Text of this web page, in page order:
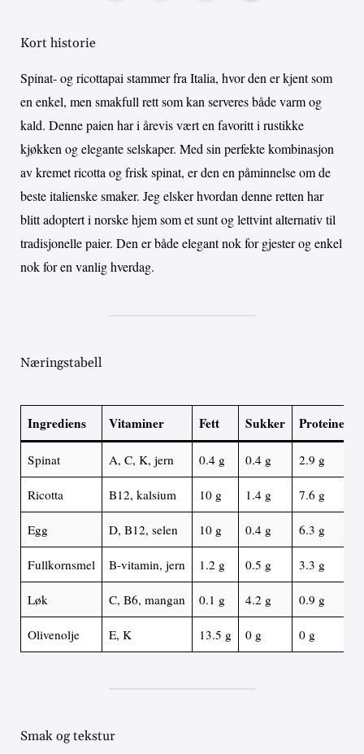
Kort historie
Spinat- og ricottapai stammer fra Italia, hvor den er kjent som
en enkel, men smakfull rett som kan serveres både varm og
kald. Denne paien har i årevis vært en favoritt i rustikke
kjøkken og elegante selskaper. Med sin perfekte kombinasjon
av kremet ricotta og frisk spinat, er den en påminnelse om de
beste italienske smaker. Jeg elsker hvordan denne retten har
blitt adoptert i norske hjem som et sunt og lettvint alternativ til
tradisjonelle paier. Den er både elegant nok for gjester og enkel
nok for en vanlig hverdag.
Næringstabell
Ingrediens Vitaminer Fett Sukker Proteiner
Spinat A, C, K, jern 0.4 g 0.4 g 2.9 g
Ricotta B12, kalsium 10 g 1.4 g 7.6 g
Egg D, B12, selen 10 g 0.4 g 6.3 g
Fullkornsmel B-vitamin, jern 1.2 g 0.5 g 3.3 g
Løk C, B6, mangan 0.1 g 4.2 g 0.9 g
Olivenolje E, K 13.5 g 0 g 0 g
Smak og tekstur